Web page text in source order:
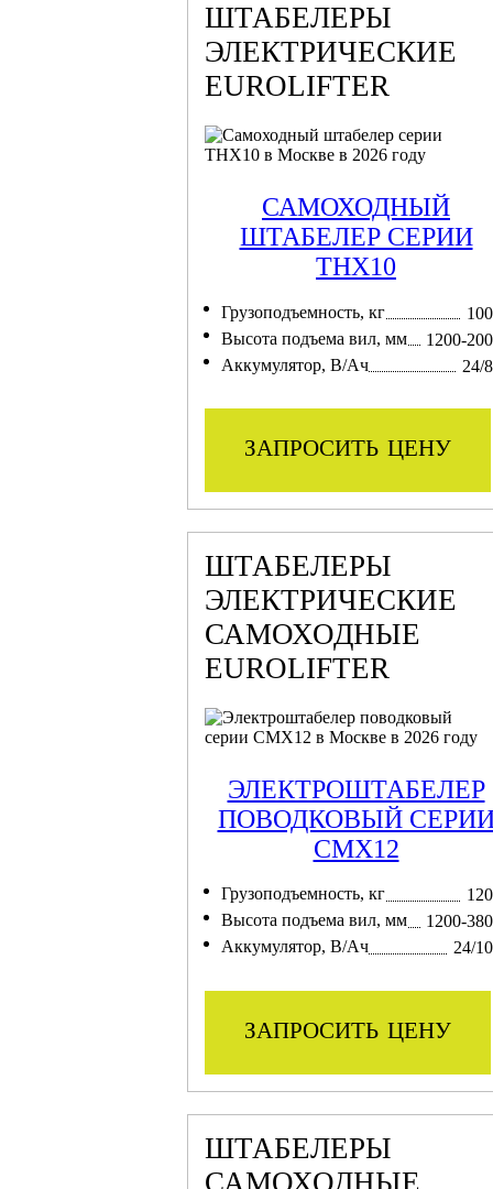
ШТАБЕЛЕРЫ
ЭЛЕКТРИЧЕСКИЕ
EUROLIFTER
САМОХОДНЫЙ
ШТАБЕЛЕР СЕРИИ
THX10
Грузоподъемность, кг
Высота подъема вил, мм
1200-
Аккумулятор, В/Ач
24/
запросить цену
ШТАБЕЛЕРЫ
ЭЛЕКТРИЧЕСКИЕ
САМОХОДНЫЕ
EUROLIFTER
ЭЛЕКТРОШТАБЕЛЕР
ПОВОДКОВЫЙ
CMX12
Грузоподъемность, кг
Высота подъема вил, мм
1200-
Аккумулятор, В/Ач
24/
запросить цену
ШТАБЕЛЕРЫ
САМОХОДНЫЕ